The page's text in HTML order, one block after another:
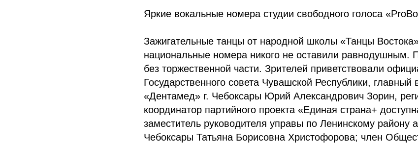
Яркие вокальные номера студии свободного голоса
Зажигательные танцы от народной школы «Танцы
национальные номера никого не оставили равнодушным.
без торжественной части. Зрителей приветствовали
Государственного совета Чувашской Республики,
«Дентамед» г. Чебоксары Юрий Александрович Зорин,
координатор партийного проекта «Единая страна+
заместитель руководителя управы по Ленинскому району
Чебоксары Татьяна Борисовна Христофорова; член